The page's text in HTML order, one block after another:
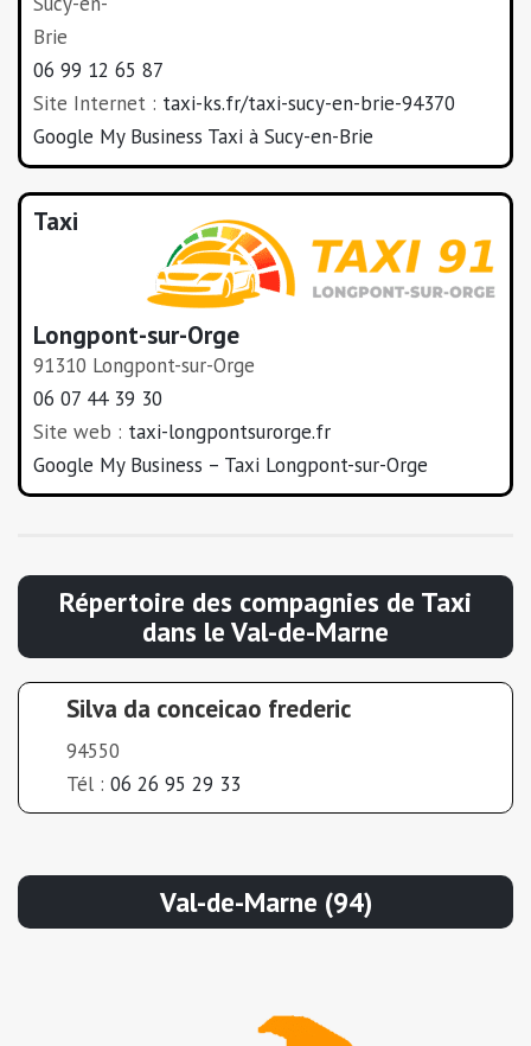
Brie
06 99 12 65 87
Site Internet : taxi-ks.fr/taxi-sucy-en-brie-94370
Google My Business Taxi à Sucy-en-Brie
Taxi
Longpont-sur-Orge
91310 Longpont-sur-Orge
06 07 44 39 30
Site web : taxi-longpontsurorge.fr
Google My Business – Taxi Longpont-sur-Orge
Répertoire des compagnies de Taxi
dans le Val-de-Marne
Silva da conceicao frederic
94550
Tél : 06 26 95 29 33
Val-de-Marne (94)